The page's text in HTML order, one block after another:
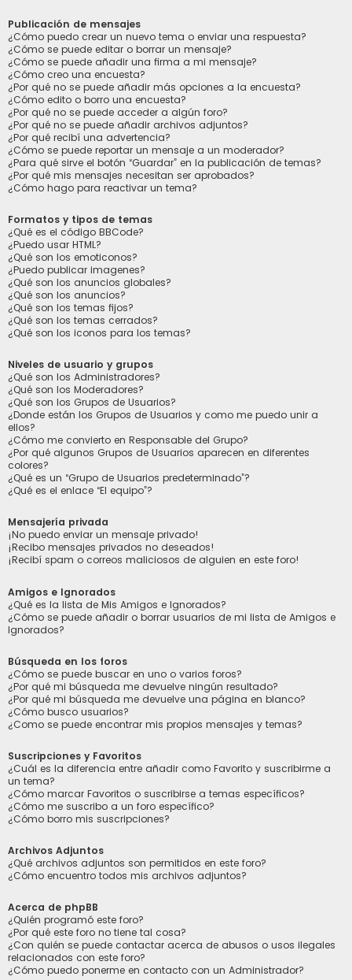
Publicación de mensajes
¿Cómo puedo crear un nuevo tema o enviar una respuesta?
¿Cómo se puede editar o borrar un mensaje?
¿Cómo se puede añadir una firma a mi mensaje?
¿Cómo creo una encuesta?
¿Por qué no se puede añadir más opciones a la encuesta?
¿Cómo edito o borro una encuesta?
¿Por qué no se puede acceder a algún foro?
¿Por qué no se puede añadir archivos adjuntos?
¿Por qué recibí una advertencia?
¿Cómo se puede reportar un mensaje a un moderador?
¿Para qué sirve el botón “Guardar” en la publicación de temas?
¿Por qué mis mensajes necesitan ser aprobados?
¿Cómo hago para reactivar un tema?
Formatos y tipos de temas
¿Qué es el código BBCode?
¿Puedo usar HTML?
¿Qué son los emoticonos?
¿Puedo publicar imagenes?
¿Qué son los anuncios globales?
¿Qué son los anuncios?
¿Qué son los temas fijos?
¿Qué son los temas cerrados?
¿Qué son los iconos para los temas?
Niveles de usuario y grupos
¿Qué son los Administradores?
¿Qué son los Moderadores?
¿Qué son los Grupos de Usuarios?
¿Donde están los Grupos de Usuarios y como me puedo unir a
ellos?
¿Cómo me convierto en Responsable del Grupo?
¿Por qué algunos Grupos de Usuarios aparecen en diferentes
colores?
¿Qué es un “Grupo de Usuarios predeterminado”?
¿Qué es el enlace “El equipo”?
Mensajería privada
¡No puedo enviar un mensaje privado!
¡Recibo mensajes privados no deseados!
¡Recibí spam o correos maliciosos de alguien en este foro!
Amigos e Ignorados
¿Qué es la lista de Mis Amigos e Ignorados?
¿Cómo se puede añadir o borrar usuarios de mi lista de Amigos e
Ignorados?
Búsqueda en los foros
¿Cómo se puede buscar en uno o varios foros?
¿Por qué mi búsqueda me devuelve ningún resultado?
¿Por qué mi búsqueda me devuelve una página en blanco?
¿Cómo busco usuarios?
¿Como se puede encontrar mis propios mensajes y temas?
Suscripciones y Favoritos
¿Cuál es la diferencia entre añadir como Favorito y suscribirme a
un tema?
¿Cómo marcar Favoritos o suscribirse a temas específicos?
¿Cómo me suscribo a un foro específico?
¿Cómo borro mis suscripciones?
Archivos Adjuntos
¿Qué archivos adjuntos son permitidos en este foro?
¿Cómo encuentro todos mis archivos adjuntos?
Acerca de phpBB
¿Quién programó este foro?
¿Por qué este foro no tiene tal cosa?
¿Con quién se puede contactar acerca de abusos o usos ilegales
relacionados con este foro?
¿Cómo puedo ponerme en contacto con un Administrador?